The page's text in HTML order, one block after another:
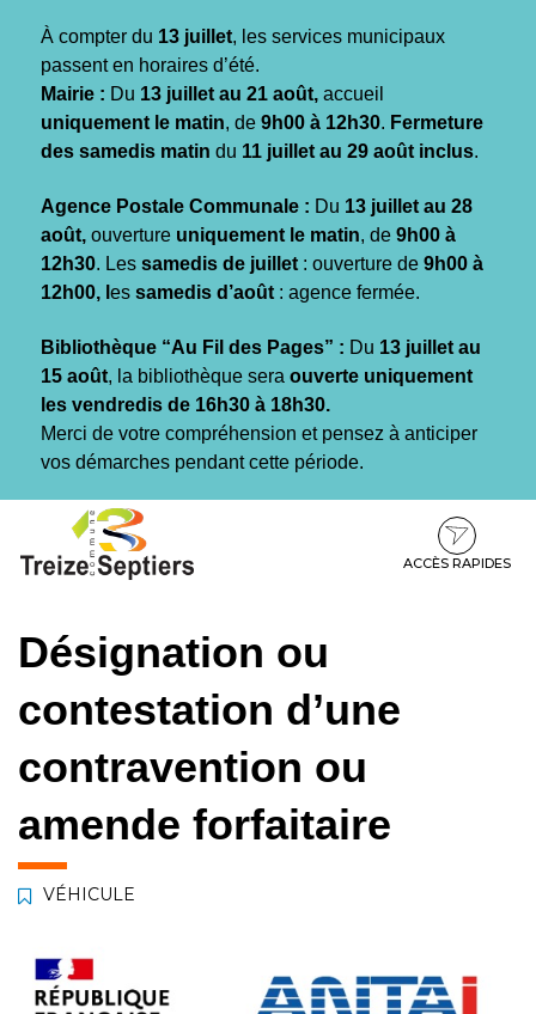
À compter du 13 juillet, les services municipaux
passent en horaires d’été.
Mairie : Du 13 juillet au 21 août, accueil
uniquement le matin, de 9h00 à 12h30. Fermeture
des samedis matin du 11 juillet au 29 août inclus.
Agence Postale Communale : Du 13 juillet au 28
août, ouverture uniquement le matin, de 9h00 à
12h30. Les samedis de juillet : ouverture de 9h00 à
12h00, l es samedis d’août : agence fermée.
Bibliothèque “Au Fil des Pages” : Du 13 juillet au
15 août, la bibliothèque sera ouverte uniquement
les vendredis de 16h30 à 18h30.
Merci de votre compréhension et pensez à anticiper
vos démarches pendant cette période.
contenu
pied
ACCÈS RAPIDES
Désignation ou
contestation d’une
contravention ou
amende forfaitaire
VÉHICULE